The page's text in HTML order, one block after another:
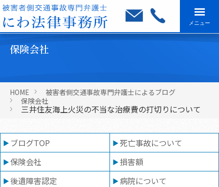
メニュー
保険会社
HOME
被害者側交通事故専門弁護士によるブログ
保険会社
三井住友海上火災の不当な治療費の打切りについて
ブログTOP
死亡事故について
保険会社
損害額
後遺障害認定
病院について